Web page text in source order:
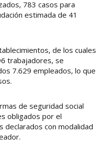
783 casos para
estimada de 41
de los cuales
trabajadores, se
7.629 empleados, lo que
de seguridad social
obligados por el
con modalidad